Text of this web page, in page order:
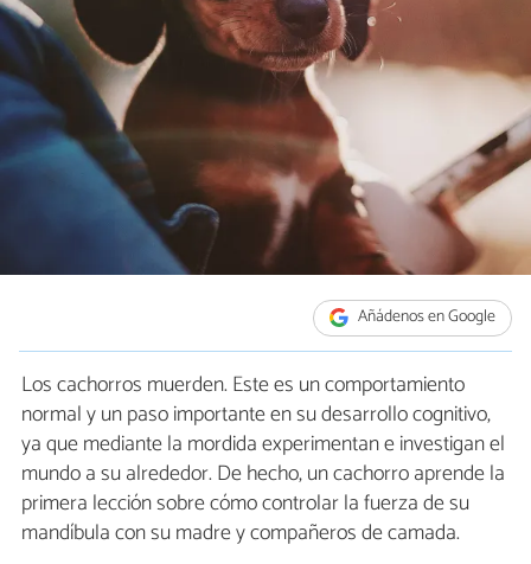
Añádenos en Google
Los cachorros muerden. Este es un comportamiento
normal y un paso importante en su desarrollo cognitivo,
ya que mediante la mordida experimentan e investigan el
mundo a su​ ​alrededor. De hecho, un cachorro aprende la
primera lección sobre cómo controlar la fuerza de su
mandíbula con su madre​ ​y​ ​compañeros​ ​de​ ​camada.